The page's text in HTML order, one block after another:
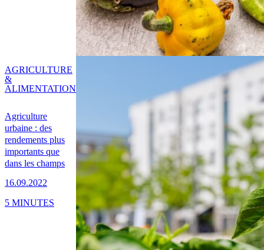
Agriculture
urbaine : des
rendements plus
importants que
dans les champs
16.09.2022
AGRICULTURE
&
ALIMENTATION
5 MINUTES